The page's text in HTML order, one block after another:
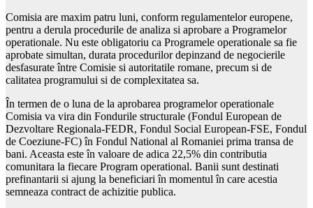
Comisia are maxim patru luni, conform regulamentelor europene,
pentru a derula procedurile de analiza si aprobare a Programelor
operationale. Nu este obligatoriu ca Programele operationale sa fie
aprobate simultan, durata procedurilor depinzand de negocierile
desfasurate între Comisie si autoritatile romane, precum si de
calitatea programului si de complexitatea sa.
În termen de o luna de la aprobarea programelor operationale
Comisia va vira din Fondurile structurale (Fondul European de
Dezvoltare Regionala-FEDR, Fondul Social European-FSE, Fondul
de Coeziune-FC) în Fondul National al Romaniei prima transa de
bani. Aceasta este în valoare de adica 22,5% din contributia
comunitara la fiecare Program operational. Banii sunt destinati
prefinantarii si ajung la beneficiari în momentul în care acestia
semneaza contract de achizitie publica.